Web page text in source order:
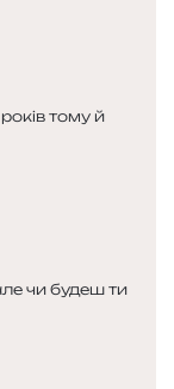
тому й
чи будеш ти